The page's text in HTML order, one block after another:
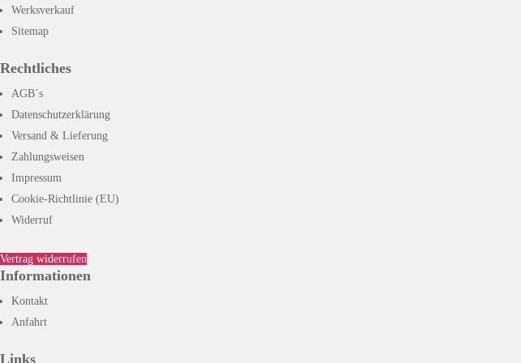
Werksverkauf
Sitemap
Rechtliches
AGB´s
Datenschutzerklärung
Versand & Lieferung
Zahlungsweisen
Impressum
Cookie-Richtlinie (EU)
Widerruf
Vertrag widerrufen
Informationen
Kontakt
Anfahrt
Links